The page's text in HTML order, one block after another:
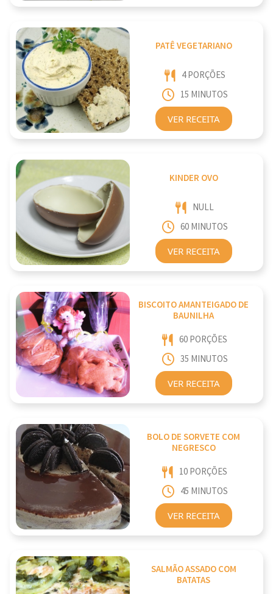
PATÊ VEGETARIANO
4 PORÇÕES
15 MINUTOS
VER RECEITA
KINDER OVO
NULL
60 MINUTOS
VER RECEITA
BISCOITO AMANTEIGADO DE
BAUNILHA
60 PORÇÕES
35 MINUTOS
VER RECEITA
BOLO DE SORVETE COM
NEGRESCO
10 PORÇÕES
45 MINUTOS
VER RECEITA
SALMÃO ASSADO COM
BATATAS